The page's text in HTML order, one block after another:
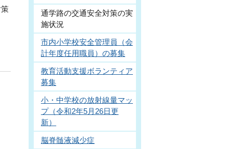
通学路の交通安全対策の実
施状況
市内小学校安全管理員（会
計年度任用職員）の募集
教育活動支援ボランティア
募集
小・中学校の放射線量マッ
プ（令和2年5月26日更
新）
脳脊髄液減少症